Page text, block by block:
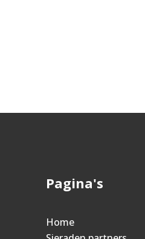
Pagina's
Home